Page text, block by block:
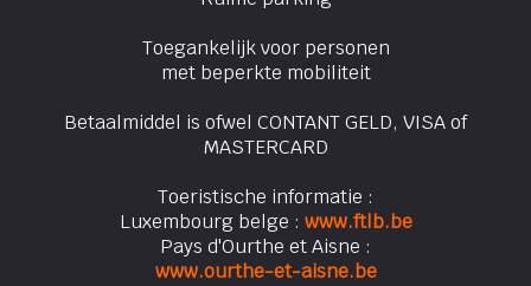
Toegankelijk voor personen
met beperkte mobiliteit
Betaalmiddel is ofwel CONTANT GELD, VISA of
MASTERCARD
Toeristische informatie :
Luxembourg belge : www.ftlb.be
Pays d'Ourthe et Aisne :
www.ourthe-et-aisne.be